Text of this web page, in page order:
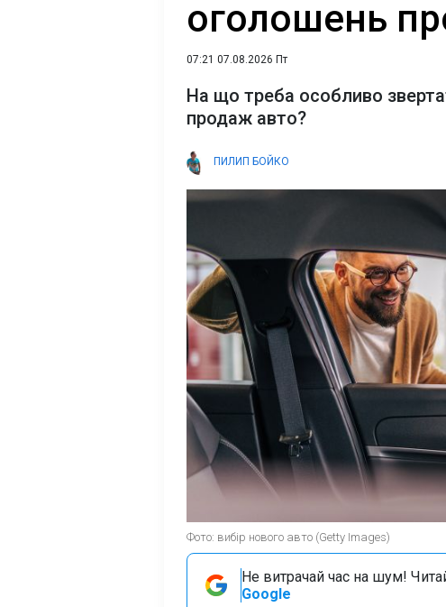
оголошень
07:21 07.08.2026 Пт
На що треба особливо
продаж авто?
ПИЛИП БОЙКО
Фото: вибір нового авто (Getty Images)
Не витрачай час на шум!
Google